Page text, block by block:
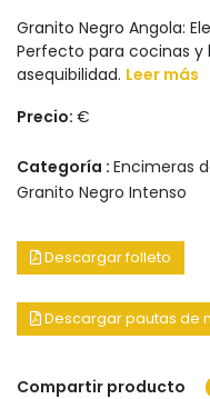
Granito Negro Angola:
Perfecto para cocinas
asequibilidad. Leer más
Precio: €
Categoría : Encimeras
Granito Negro Intenso
Descargar folleto
Descargar pautas de
Compartir producto